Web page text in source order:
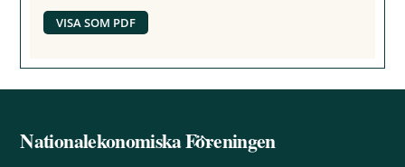
VISA SOM PDF
Back
Nationalekonomiska Föreningen